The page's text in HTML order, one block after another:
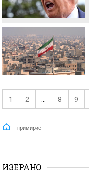
1 2 8 9
примирие
ИЗБРАНО